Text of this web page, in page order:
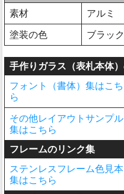
素材
アルミ
塗装の色 ブラック
手作りガラス（表札本体
フォント（書体）集はこち
ら
その他レイアウトサンプル
集はこちら
フレームのリンク集
ステンレスフレーム色見本
集はこちら